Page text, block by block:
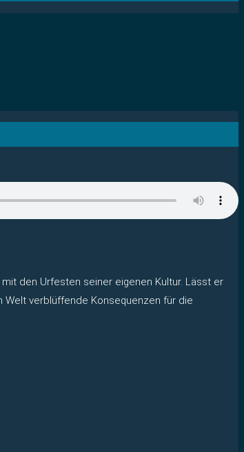
den Urfesten seiner eigenen Kultur. Lässt er
verblüffende Konsequenzen für die